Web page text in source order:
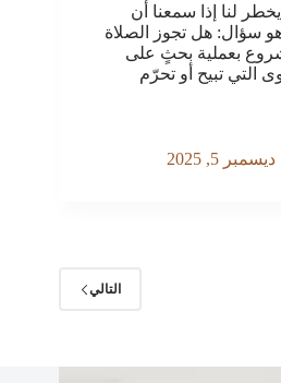
لنا إذا سمعنا أن
هو سؤال: هل تجوز الصلاة
بعملية بحثٍ على
التي تبيح أو تحرّم
ديسمبر 5, 2025
التالي